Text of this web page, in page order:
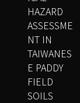
HAZARD
ASSESSME
NT IN
TAIWANES
E PADDY
FIELD
SOILS